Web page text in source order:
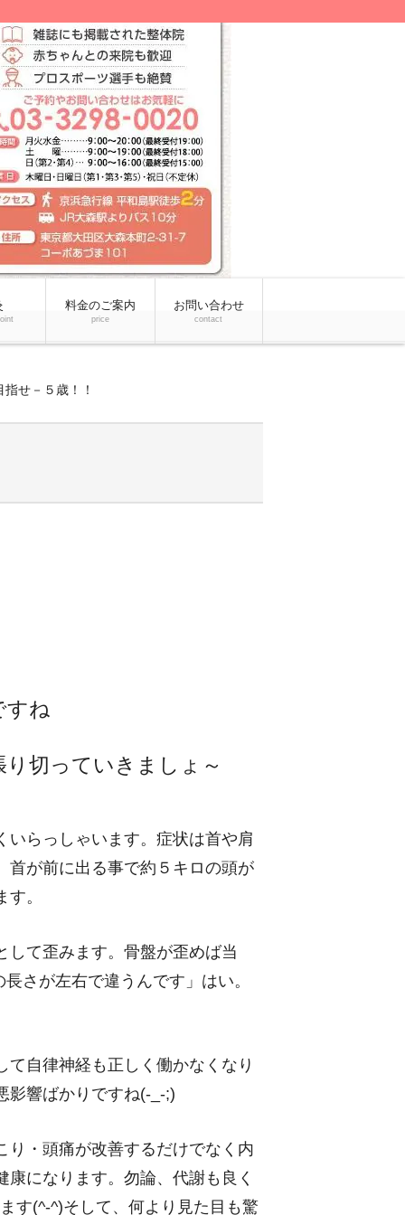
料金のご案内
price
お問い合わせ
contact
指せ－５歳！！
すね
切っていきましょ～
いらっしゃいます。症状は首や肩
首が前に出る事で約５キロの頭が
。
して歪みます。骨盤が歪めば当
さが左右で違うんです」はい。
自律神経も正しく働かなくなり
影響ばかりですね(-_-;)
り・頭痛が改善するだけでなく内
になります。勿論、代謝も良く
す(^-^)そして、何より見た目も驚